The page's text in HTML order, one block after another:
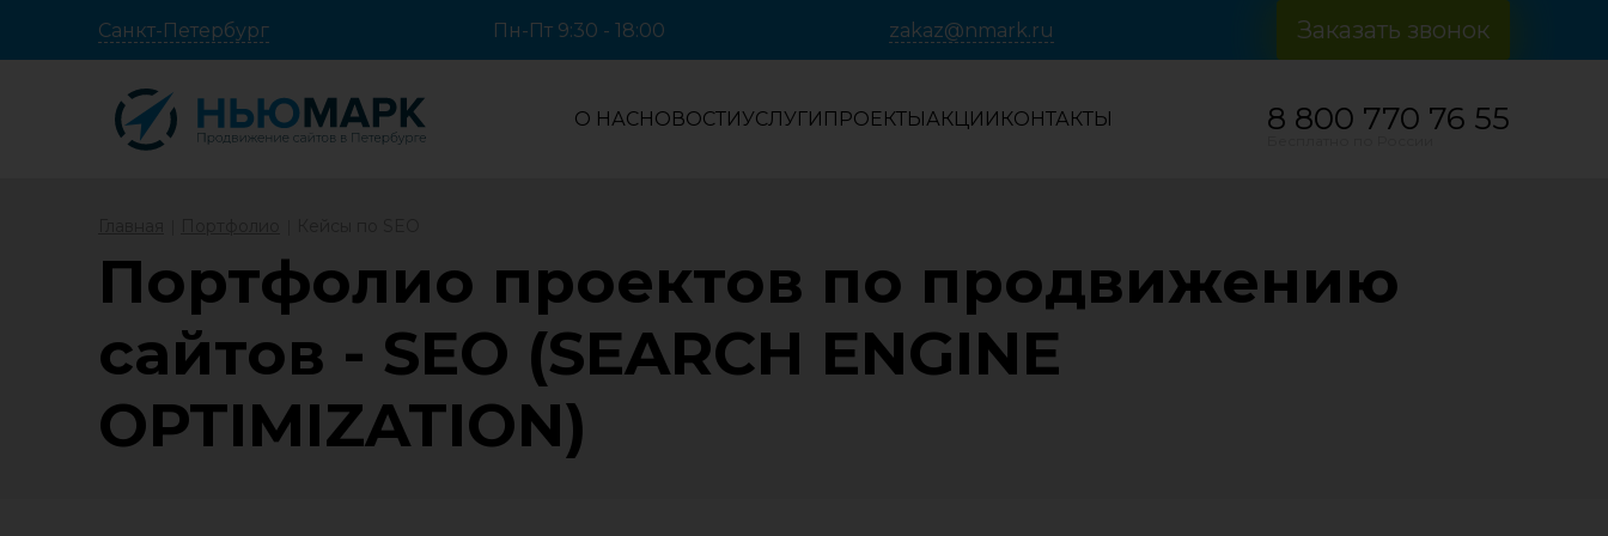
Санкт-Петербург Пн-Пт 9:30 - 18:00 zakaz@nmark.ru Заказать звонок
О НАСНОВОСТИУСЛУГИ ПРОЕКТЫАКЦИИ КОНТАКТЫ 8 800 770 76 55
Портфолио проектов по продвижению
сайтов - SEO (SEARCH ENGINE
OPTIMIZATION)